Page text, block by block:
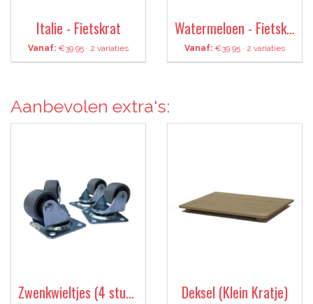
Italie - Fietskrat
Vanaf: €39.95 · 2 variaties
Watermeloen - Fietskrat
Vanaf: €39.95 · 2 variaties
Aanbevolen extra's:
Zwenkwieltjes (4 stuks) Deksel (Klein Kratje)